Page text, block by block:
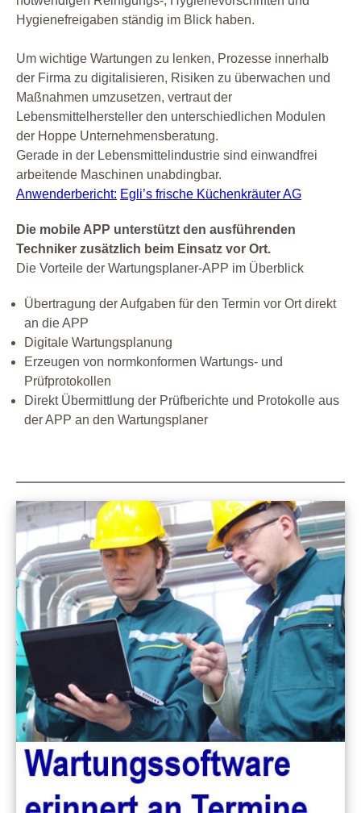
Hygienefreigaben ständig im Blick haben.
Um wichtige Wartungen zu lenken, Prozesse innerhalb
der Firma zu digitalisieren, Risiken zu überwachen und
Maßnahmen umzusetzen, vertraut der
Lebensmittelhersteller den unterschiedlichen Modulen
der Hoppe Unternehmensberatung.
Gerade in der Lebensmittelindustrie sind einwandfrei
arbeitende Maschinen unabdingbar.
Anwenderbericht: Egli’s frische Küchenkräuter AG
Die mobile APP unterstützt den ausführenden
Techniker zusätzlich beim Einsatz vor Ort.
Die Vorteile der Wartungsplaner-APP im Überblick
Übertragung der Aufgaben für den Termin vor Ort direkt
an die APP
Digitale Wartungsplanung
Erzeugen von normkonformen Wartungs- und
Prüfprotokollen
Direkt Übermittlung der Prüfberichte und Protokolle aus
der APP an den Wartungsplaner